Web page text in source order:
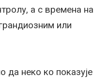
а с времена на
или
да неко ко показује